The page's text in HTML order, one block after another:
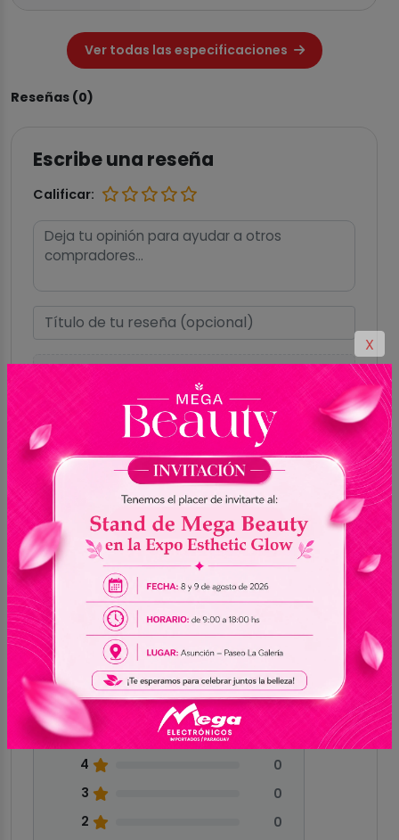
Ver todas las especificaciones
Reseñas (0)
Escribe una reseña
Calificar:
(Máximo de 2MB por
Hasta 5 imágenes
Formatos aceptados: GIF, PNG, JPG, JPEG,
Enviar reseña
0.0
Sin reseñas
5
4
0
3
0
2
0
X